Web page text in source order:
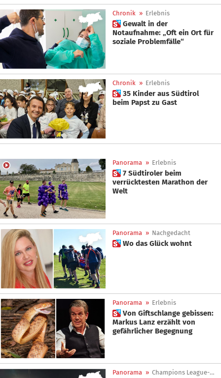
Chronik » Erlebnis
 Gewalt in der
Notaufnahme: „Oft ein Ort für
soziale Problemfälle“
Chronik » Erlebnis
 35 Kinder aus Südtirol
beim Papst zu Gast
Panorama » Erlebnis
 7 Südtiroler beim
verrücktesten Marathon der
Welt
Panorama » Nachgedacht
 Wo das Glück wohnt
Panorama » Erlebnis
 Von Giftschlange gebissen:
Markus Lanz erzählt von
gefährlicher Begegnung
Panorama » Champions League-Finale